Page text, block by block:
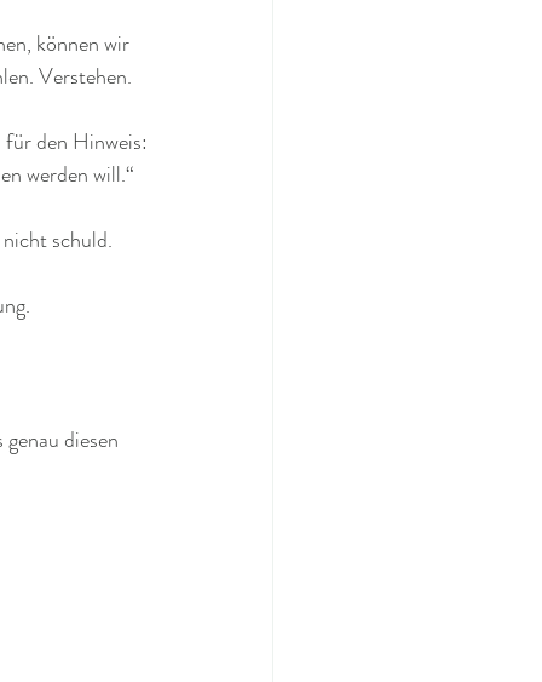
können wir
Verstehen.
den Hinweis:
werden will.“
schuld.
diesen